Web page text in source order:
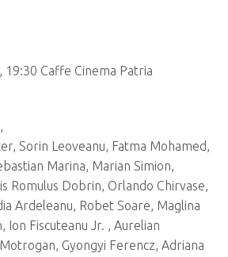
19:30 Caffe Cinema Patria
Sorin Leoveanu, Fatma Mohamed,
Marina, Marian Simion,
Romulus Dobrin, Orlando Chirvase,
Ardeleanu, Robet Soare, Maglina
Ion Fiscuteanu Jr. , Aurelian
Gyongyi Ferencz, Adriana